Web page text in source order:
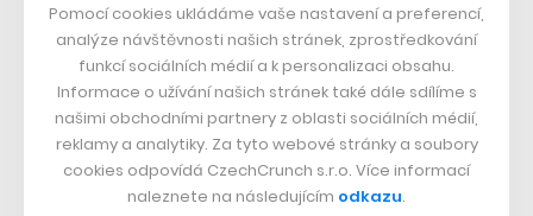
25k
56.4k
Pomocí cookies ukládáme vaše nastavení a preferencí,
analýze návštěvnosti našich stránek, zprostředkování
funkcí sociálních médií a k personalizaci obsahu.
Informace o užívání našich stránek také dále sdílíme s
našimi obchodními partnery z oblasti sociálních médií,
reklamy a analytiky. Za tyto webové stránky a soubory
cookies odpovídá CzechCrunch s.r.o. Více informací
naleznete na následujícím odkazu.